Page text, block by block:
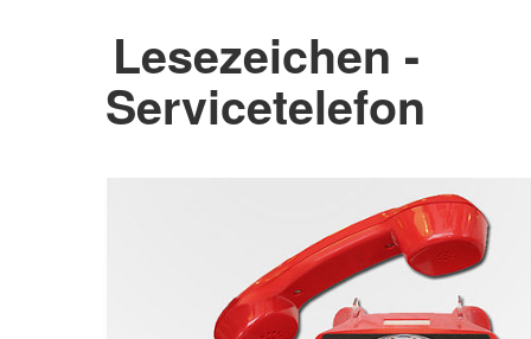
Lesezeichen -
Servicetelefon